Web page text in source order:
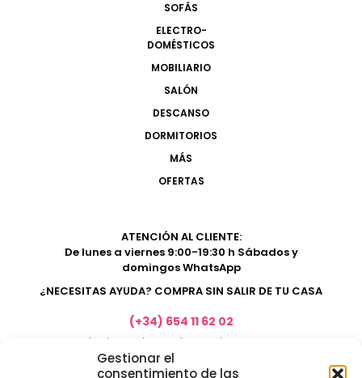
Gestionar el
consentimiento de las
SOFÁS
ELECTRO-
DOMÉSTICOS
MOBILIARIO
SALÓN
DESCANSO
DORMITORIOS
MÁS
OFERTAS
ATENCIÓN AL CLIENTE:
De lunes a viernes 9:00-19:30 h Sábados y
domingos WhatsApp
¿NECESITAS AYUDA? COMPRA SIN SALIR DE TU CASA
(+34) 654 11 62 02
marketing@electrodomesticosacosta.es